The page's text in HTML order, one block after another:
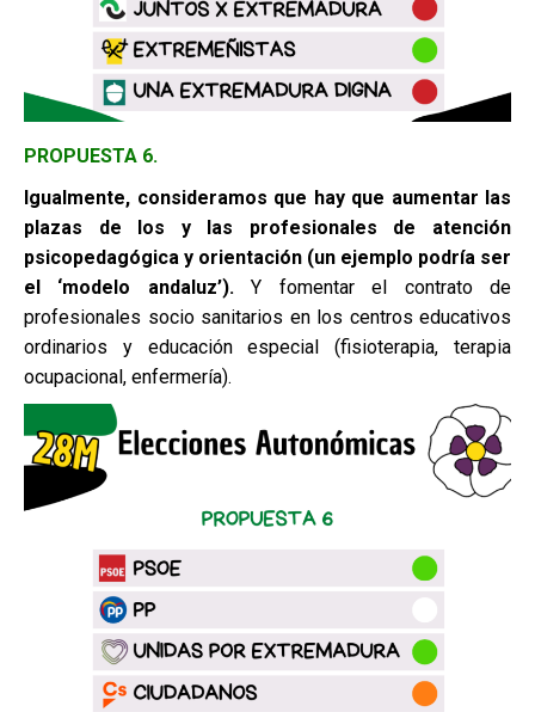
PROPUESTA 6.
Igualmente, consideramos que hay que aumentar las
plazas de los y las
profesionales de atención
psicopedagógica y orientación (un ejemplo podría ser
el ‘modelo andaluz’).Y fomentar el contrato de
profesionales socio sanitarios en los centros educativos
ordinarios y educación especial (fisioterapia, terapia
ocupacional, enfermería).